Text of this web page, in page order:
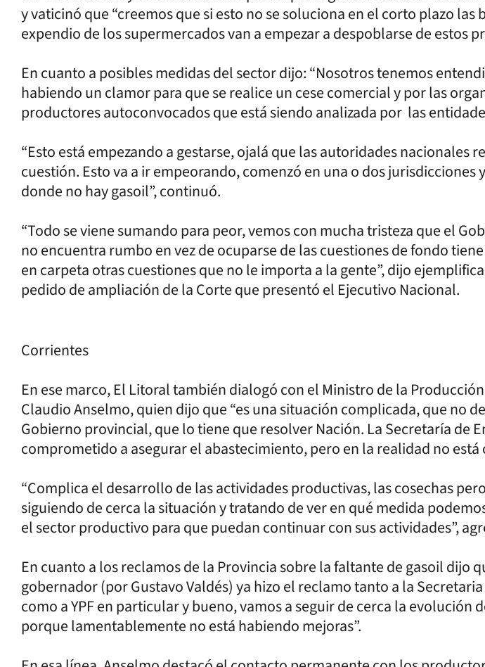
y vaticinó que “creemos que si esto no se soluciona en el corto plazo las
expendio de los supermercados van a empezar a despoblarse de estos
En cuanto a posibles medidas del sector dijo: “Nosotros tenemos
habiendo un clamor para que se realice un cese comercial y por las
productores autoconvocados que está siendo analizada por las
“Esto está empezando a gestarse, ojalá que las autoridades nacionales
cuestión. Esto va a ir empeorando, comenzó en una o dos jurisdicciones
donde no hay gasoil”, continuó.
“Todo se viene sumando para peor, vemos con mucha tristeza que el
no encuentra rumbo en vez de ocuparse de las cuestiones de fondo
en carpeta otras cuestiones que no le importa a la gente”, dijo
pedido de ampliación de la Corte que presentó el Ejecutivo Nacional.
Corrientes
En ese marco, El Litoral también dialogó con el Ministro de la
Claudio Anselmo, quien dijo que “es una situación complicada, que no
Gobierno provincial, que lo tiene que resolver Nación. La Secretaría de
comprometido a asegurar el abastecimiento, pero en la realidad no está
“Complica el desarrollo de las actividades productivas, las cosechas
siguiendo de cerca la situación y tratando de ver en qué medida
el sector productivo para que puedan continuar con sus actividades”,
En cuanto a los reclamos de la Provincia sobre la faltante de gasoil dijo
gobernador (por Gustavo Valdés) ya hizo el reclamo tanto a la
como a YPF en particular y bueno, vamos a seguir de cerca la evolución
porque lamentablemente no está habiendo mejoras”.